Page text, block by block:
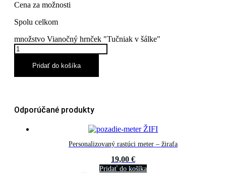
Cena za možnosti
Spolu celkom
množstvo Vianočný hrnček "Tučniak v šálke"
Pridať do košíka
Odporúčané produkty
Personalizovaný rastúci meter – žirafa
19,00 €
Pridať do košíka